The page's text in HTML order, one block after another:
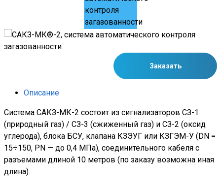
Заказать
Описание
Система САКЗ-МК-2 состоит из сигнализаторов СЗ-1
(природный газ) / СЗ-3 (сжиженный газ) и СЗ-2 (оксид
углерода), блока БСУ, клапана КЗЭУГ или КЗГЭМ-У (DN =
15÷150, PN — до 0,4 МПа), соединительного кабеля с
разъемами длиной 10 метров (по заказу возможна иная
длина).